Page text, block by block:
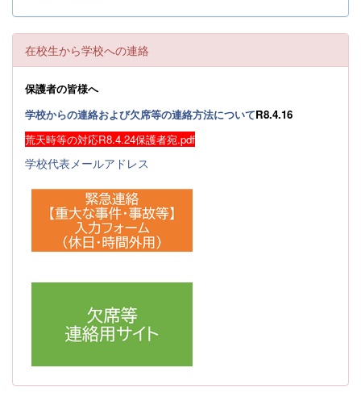
在校生から学校への連絡
保護者の皆様へ
学校からの連絡および欠席等の連絡方法についてR8.4.16
荒天時等の対応R8.4.24保護者宛.pdf
学校代表メールアドレス